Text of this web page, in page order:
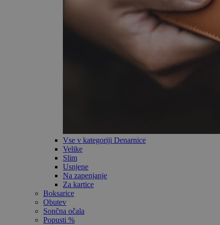
Vse v kategoriji Denarnice
Velike
Slim
Usnjene
Na zapenjanje
Za kartice
Boksarice
Obutev
Sončna očala
Popusti %